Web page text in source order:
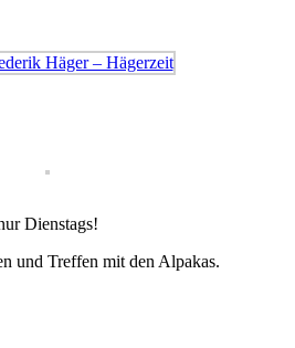
Dienstags!
und Treffen mit den Alpakas.